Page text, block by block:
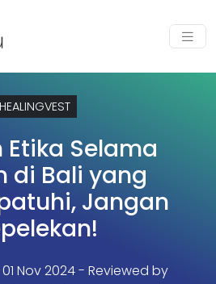
HEALINGVEST
Etika Selama
di Bali yang
Jangan
Nov 2024 - Reviewed by